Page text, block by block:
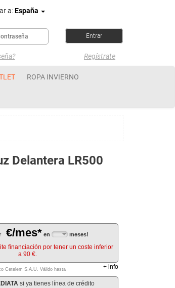
a: España
Regístrate
ROPA INVIERNO
Delantera LR500
€/mes* en meses!
financiación por tener un coste inferior
a 90 €.
Cetelem S.A.U. Válido hasta + info
si ya tienes línea de crédito